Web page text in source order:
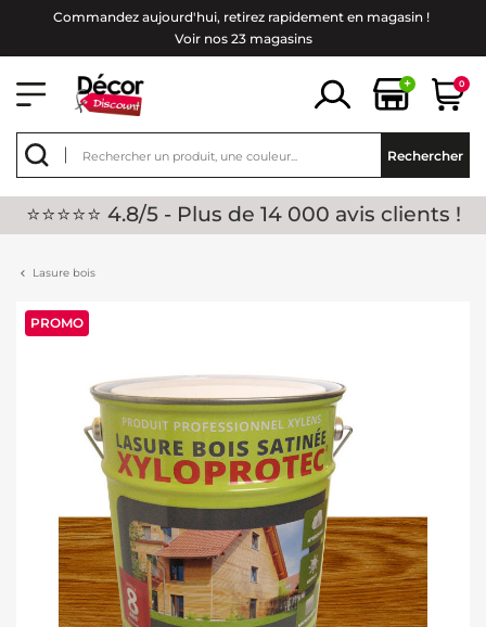
Commandez aujourd'hui, retirez rapidement en magasin !
Voir nos 23 magasins
+ 0
Rechercher
⭐⭐⭐⭐⭐ 4.8/5 - Plus de 14 000 avis clients !
Lasure bois
PROMO